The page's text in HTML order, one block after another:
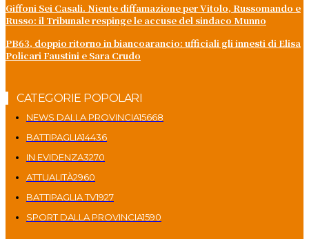
Giffoni Sei Casali. Niente diffamazione per Vitolo, Russomando e
Russo: il Tribunale respinge le accuse del sindaco Munno
PB63, doppio ritorno in biancoarancio: ufficiali gli innesti di Elisa
Policari Faustini e Sara Crudo
CATEGORIE POPOLARI
NEWS DALLA PROVINCIA15668
BATTIPAGLIA14436
IN EVIDENZA3270
ATTUALITÀ2960
BATTIPAGLIA TV1927
SPORT DALLA PROVINCIA1590